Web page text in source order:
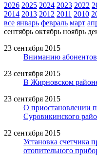
2026 2025 2024 2023 2022
2014 2013 2012 2011 2010
все январь февраль март
сентябрь октябрь ноябрь
23 сентября 2015
Вниманию абонентов
23 сентября 2015
В Жирновском
23 сентября 2015
О приостановлении
Суровикинского
22 сентября 2015
Установка счетчика
отопительного